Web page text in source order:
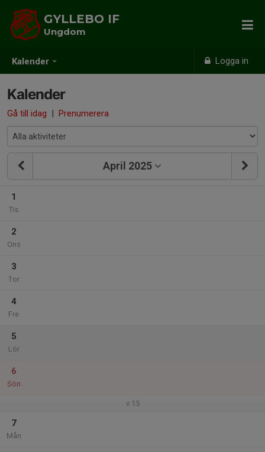
Kalender Logga in
GYLLEBO IF
Ungdom
Kalender
Gå till idag | Prenumerera
April 2025
1
Tis
2
Ons
3
Tor
4
Fre
5
Lör
6
Sön
v.15
7
Mån